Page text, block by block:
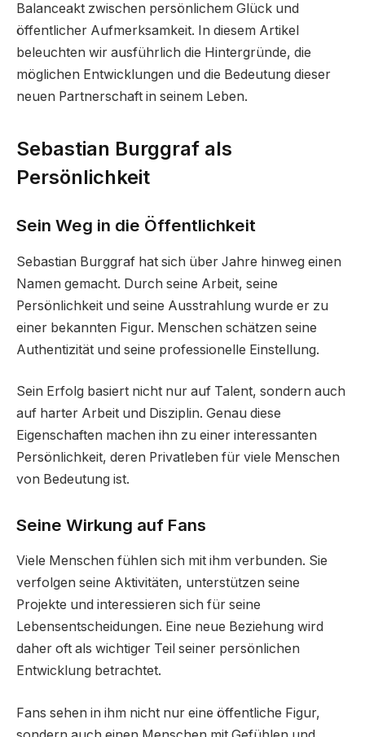
Balanceakt zwischen persönlichem Glück und
öffentlicher Aufmerksamkeit. In diesem Artikel
beleuchten wir ausführlich die Hintergründe, die
möglichen Entwicklungen und die Bedeutung dieser
neuen Partnerschaft in seinem Leben.
Sebastian Burggraf als
Persönlichkeit
Sein Weg in die Öffentlichkeit
Sebastian Burggraf hat sich über Jahre hinweg einen
Namen gemacht. Durch seine Arbeit, seine
Persönlichkeit und seine Ausstrahlung wurde er zu
einer bekannten Figur. Menschen schätzen seine
Authentizität und seine professionelle Einstellung.
Sein Erfolg basiert nicht nur auf Talent, sondern auch
auf harter Arbeit und Disziplin. Genau diese
Eigenschaften machen ihn zu einer interessanten
Persönlichkeit, deren Privatleben für viele Menschen
von Bedeutung ist.
Seine Wirkung auf Fans
Viele Menschen fühlen sich mit ihm verbunden. Sie
verfolgen seine Aktivitäten, unterstützen seine
Projekte und interessieren sich für seine
Lebensentscheidungen. Eine neue Beziehung wird
daher oft als wichtiger Teil seiner persönlichen
Entwicklung betrachtet.
Fans sehen in ihm nicht nur eine öffentliche Figur,